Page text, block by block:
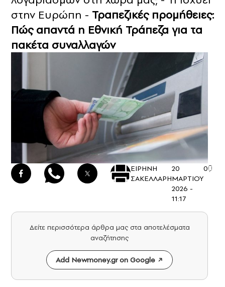
στην Ευρώπη - Τραπεζικές προμήθειες:
Πώς απαντά η Εθνική Τράπεζα για τα
πακέτα συναλλαγών
ΕΙΡΗΝΗ
ΣΑΚΕΛΛΑΡΗ
20
ΜΑΡΤΙΟΥ
2026 -
11:17
0
Δείτε περισσότερα άρθρα μας στα αποτελέσματα
αναζήτησης
Add Newmoney.gr on Google